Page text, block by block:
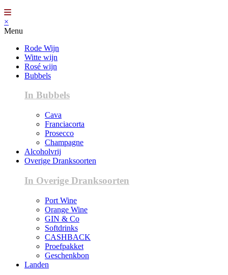
×
Menu
Rode Wijn
Witte wijn
Rosé wijn
Bubbels
In Bubbels
Cava
Franciacorta
Prosecco
Champagne
Alcoholvrij
Overige Dranksoorten
In Overige Dranksoorten
Port Wine
Orange Wine
GIN & Co
Softdrinks
CASHBACK
Proefpakket
Geschenkbon
Landen